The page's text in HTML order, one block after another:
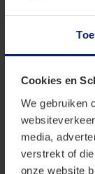
Cookies en
We gebruiken
media,
verstrekt of
onze website